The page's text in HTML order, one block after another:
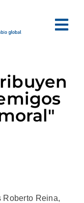
Roberto Reina,